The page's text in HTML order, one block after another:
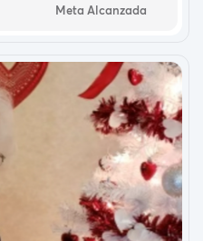
Meta Alcanzada